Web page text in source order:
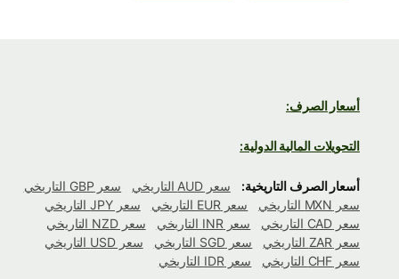
أسعار الصرف:
التحويلات المالية الدولية:
أسعار الصرف التاريخية: سعر AUD التاريخي
سعر GBP التاريخي
سعر MXN التاريخي
سعر EUR التاريخي
سعر JPY التاريخي
سعر CAD التاريخي
سعر INR التاريخي
سعر NZD التاريخي
سعر ZAR التاريخي
سعر SGD التاريخي
سعر USD التاريخي
سعر CHF التاريخي
سعر IDR التاريخي